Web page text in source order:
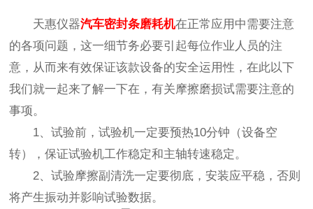
天惠仪器汽车密封条磨耗机在正常应用中需要注意
的各项问题，这一细节务必要引起每位作业人员的注
意，从而来有效保证该款设备的安全运用性，在此以下
我们就一起来了解一下在，有关摩擦磨损试需要注意的
事项。
1、试验前，试验机一定要预热10分钟（设备空
转），保证试验机工作稳定和主轴转速稳定。
2、试验摩擦副清洗一定要彻底，安装应平稳，否则
将产生振动并影响试验数据。